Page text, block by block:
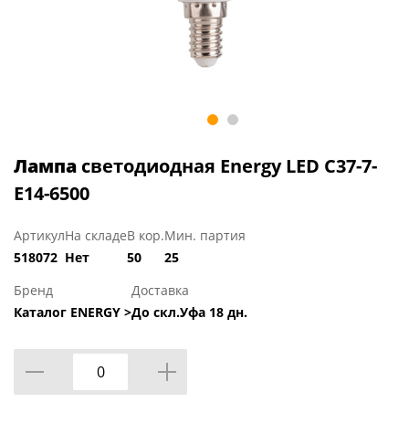
Лампа светодиодная Energy LED С37-7-
E14-6500
Артикул
518072
На складе
Нет
В кор.
50
Мин. партия
25
Бренд
Каталог ENERGY >
Доставка
До скл.Уфа 18 дн.